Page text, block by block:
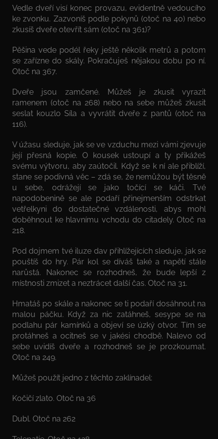
Vedle dveří visí konec provazu, evidentně vedoucího
ke zvonku. Zazvoníš podle pokynů (otoč na 40) nebo
zkusíš dveře otevřít sám (otoč na 361)?
Pěšina vede podél řeky ještě několik metrů a potom
se zařízne do skály. Pokračuješ nějakou dobu po ní.
Otoč na 367.
Dveře jsou zamčené. Můžeš je zkusit vyrazit
ramenem (otoč na 268) nebo na sebe můžeš zkusit
seslat kouzlo Síla a vyvrátit dveře z pantů (otoč na
116).
V úžasu sleduje, jak se ve vzduchu mezi vámi zjevuje
její přesná kopie. O kousek ustoupí a ty přikážeš
svému výtvoru, aby zaútočil. Když se k ní ale přiblíží,
stane se podivná věc – zdá se, že nemůžou být těsně
u sebe, odrážejí se jako točící se káči. Tvé
napodobenině se ale podaří přinejmenším odstrkat
vetřelkyni do dostatečné vzdálenosti, abys mohl
doběhnout ke hlavnímu vchodu do citadely. Otoč na
218.
Pod dojmem tvé iluze dav přihlížejících sleduje, jak se
pouštíš do hry. Pár kol se díváš také a napětí stále
narůstá. Nakonec se rozhodneš, že bude lepší z
místnosti zmizet a neztrácet další čas. Otoč na 31.
Hmatáš po skále a nakonec se ti podaří dosáhnout na
malou páčku. Když za nic zatáhneš, sesype se na
podlahu pár kamínků a objeví se úzký otvor. Tím se
protáhneš a ocitneš se v jakési chodbě. Nalevo od
sebe uvidíš dveře a rozhodneš se je prozkoumat.
Otoč na 249.
Můžeš použít jedno z těchto zaklínadel:
Kočičí zlato. Otoč na 36
Dubl. Otoč na 262